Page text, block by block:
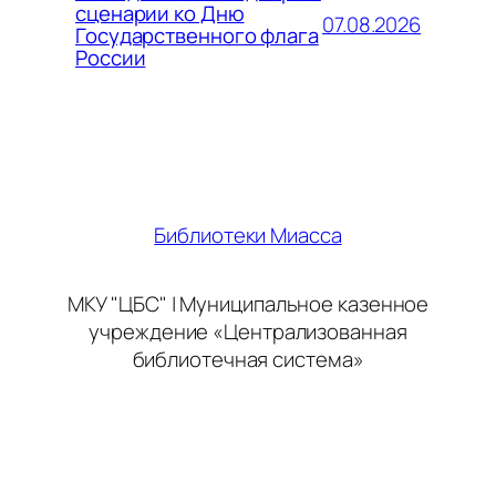
сценарии ко Дню
Государственного флага
России
07.08.2026
Библиотеки Миасса
МКУ "ЦБС" | Муниципальное казенное
учреждение «Централизованная
библиотечная система»